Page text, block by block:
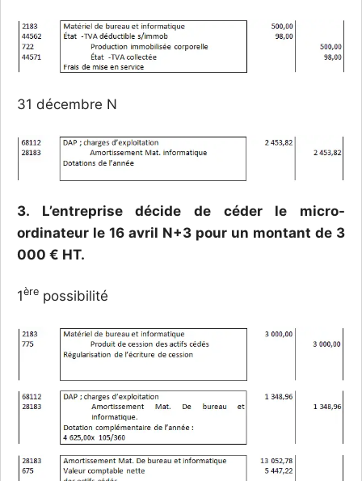
31 décembre N
3. L’entreprise décide de céder le micro-
ordinateur le 16 avril N+3 pour un montant de 3
000 € HT.
1ère possibilité